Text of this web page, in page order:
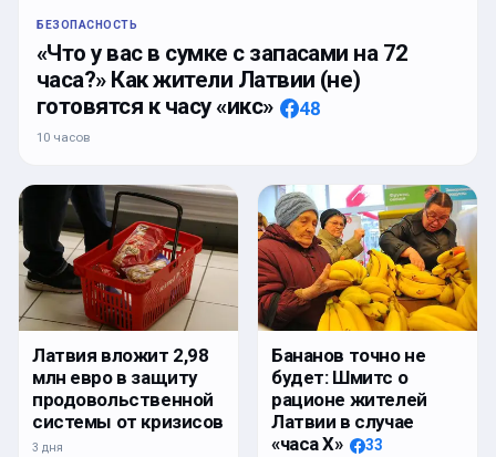
БЕЗОПАСНОСТЬ
«Что у вас в сумке с запасами на 72
часа?» Как жители Латвии (не)
готовятся к часу «икс»
48
10 часов
Латвия вложит 2,98
млн евро в защиту
продовольственной
системы от кризисов
3 дня
Бананов точно не
будет: Шмитс о
рационе жителей
Латвии в случае
«часа Х»
33